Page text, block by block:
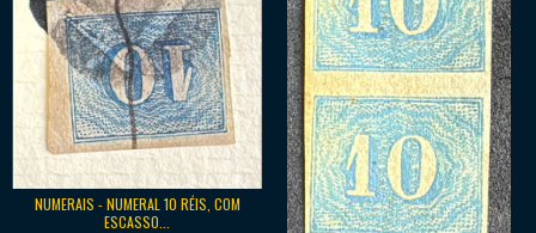
NUMERAIS - NUMERAL 10 RÉIS, COM
ESCASSO...